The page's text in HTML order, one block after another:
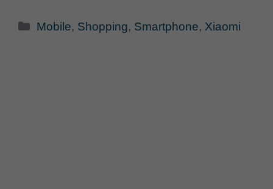
Categorie
Mobile, Shopping, Smartphone, Xiaomi